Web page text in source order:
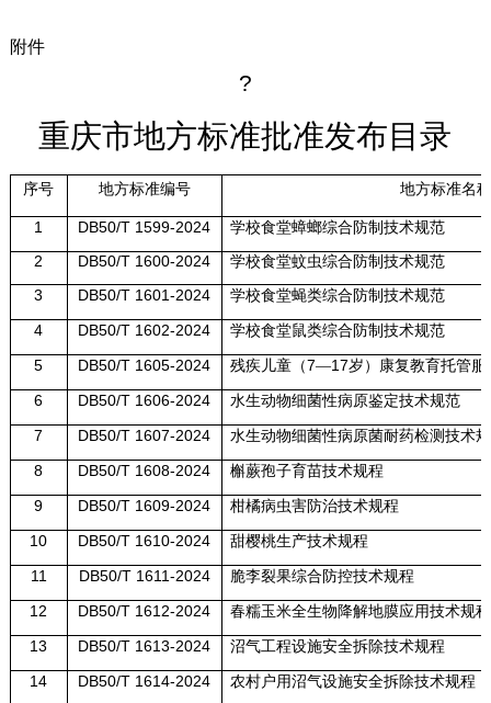
附件
?
重庆市地方标准批准发布目录
序号 地方标准编号 地方标准名
1 DB50/T 1599-2024 学校食堂蟑螂综合防制技术规范
2 DB50/T 1600-2024 学校食堂蚊虫综合防制技术规范
3 DB50/T 1601-2024 学校食堂蝇类综合防制技术规范
4 DB50/T 1602-2024 学校食堂鼠类综合防制技术规范
5 DB50/T 1605-2024 残疾儿童（7—17岁）康复教育托管服
6 DB50/T 1606-2024 水生动物细菌性病原鉴定技术规范
7 DB50/T 1607-2024 水生动物细菌性病原菌耐药检测技术
8 DB50/T 1608-2024 槲蕨孢子育苗技术规程
9 DB50/T 1609-2024 柑橘病虫害防治技术规程
10 DB50/T 1610-2024 甜樱桃生产技术规程
11 DB50/T 1611-2024 脆李裂果综合防控技术规程
12 DB50/T 1612-2024 春糯玉米全生物降解地膜应用技术规程
13 DB50/T 1613-2024 沼气工程设施安全拆除技术规程
14 DB50/T 1614-2024 农村户用沼气设施安全拆除技术规程